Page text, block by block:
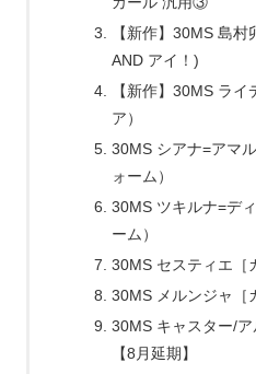
【新作】30MS 島
AND アイ！)
【新作】30MS ラ
ア）
30MS シアナ=アマ
ォーム）
30MS ツキルナ=デ
ーム）
30MS セスティエ［
30MS メルンジャ［
30MS キャスター/
【8月延期】